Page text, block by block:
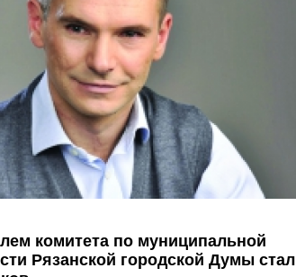
комитета по муниципальной
Рязанской городской Думы стал